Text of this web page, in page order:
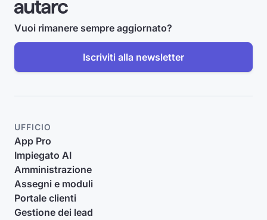
Vuoi rimanere sempre aggiornato?
Iscriviti alla newsletter
UFFICIO
App Pro
Impiegato AI
Amministrazione
Assegni e moduli
Portale clienti
Gestione dei lead